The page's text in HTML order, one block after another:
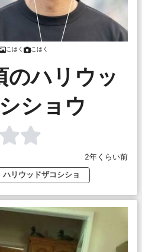
こはく こはく
のハリウッ
ショウ
2年くらい前
ハリウッドザコシショ